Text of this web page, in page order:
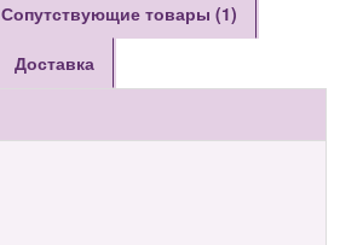
Сопутствующие товары (1)
Доставка